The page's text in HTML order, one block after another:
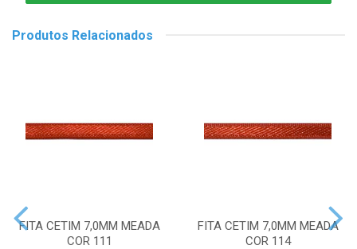
Produtos Relacionados
FITA CETIM 7,0MM MEADA
COR 111
FITA CETIM 7,0MM MEADA
COR 114